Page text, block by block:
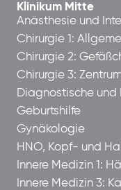
Klinikum Mitte
Anästhesie und
Chirurgie 1:
Chirurgie 2:
Chirurgie 3:
Diagnostische
Geburtshilfe
Gynäkologie
HNO, Kopf- und
Innere Medizin 1:
Innere Medizin 3: